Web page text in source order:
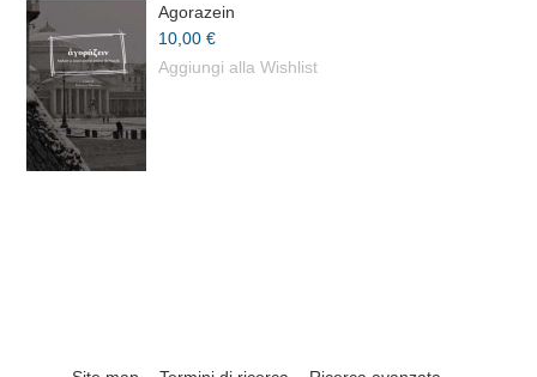
Agorazein
10,00 €
Aggiungi alla Wishlist